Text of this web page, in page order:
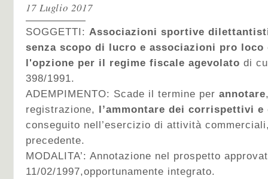
17 Luglio 2017
SOGGETTI: Associazioni sportive
senza scopo di lucro e associazioni pro loco
l'opzione per il regime fiscale agevolato di
398/1991.
ADEMPIMENTO: Scade il termine per annotare
registrazione, l’ammontare dei corrispettivi
conseguito nell’esercizio di attività
precedente.
MODALITA’: Annotazione nel prospetto
11/02/1997,opportunamente integrato.